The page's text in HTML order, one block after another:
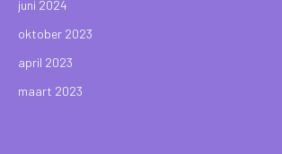
juni 2024
oktober 2023
april 2023
maart 2023